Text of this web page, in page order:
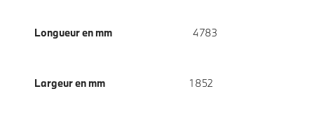
Longueur en mm 4 783
Largeur en mm 1 852